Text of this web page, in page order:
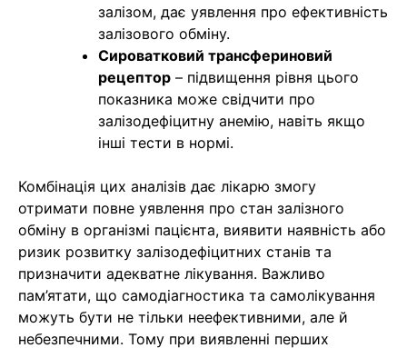
залізом, дає уявлення про ефективність
залізового обміну.
Сироватковий трансфериновий
рецептор – підвищення рівня цього
показника може свідчити про
залізодефіцитну анемію, навіть якщо
інші тести в нормі.
Комбінація цих аналізів дає лікарю змогу
отримати повне уявлення про стан залізного
обміну в організмі пацієнта, виявити наявність або
ризик розвитку залізодефіцитних станів та
призначити адекватне лікування. Важливо
пам’ятати, що самодіагностика та самолікування
можуть бути не тільки неефективними, але й
небезпечними. Тому при виявленні перших